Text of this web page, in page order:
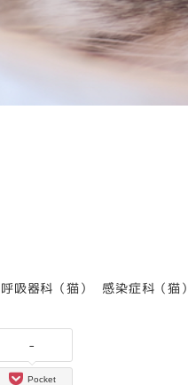
カテゴリー
呼吸器科（猫） カテゴリー
感染症科（猫）
-
Pocket